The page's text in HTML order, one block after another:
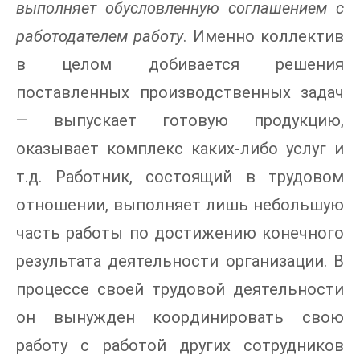
выполняет обусловленную соглашением с
работодателем работу. Именно коллектив
в целом добивается решения
поставленных производственных задач
— выпускает готовую продукцию,
оказывает комплекс каких-либо услуг и
т.д. Работник, состоящий в трудовом
отношении, выполняет лишь небольшую
часть работы по достижению конечного
результата деятельности организации. В
процессе своей трудовой деятельности
он вынужден координировать свою
работу с работой других сотрудников